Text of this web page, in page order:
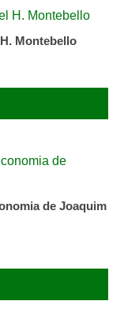
Montebello
de Joaquim